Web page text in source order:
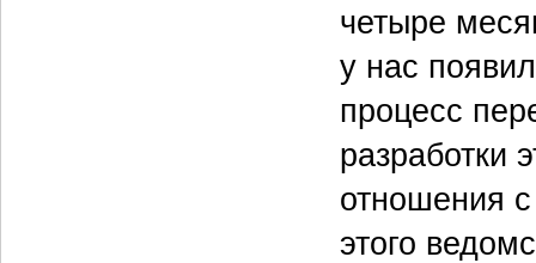
четыре
у нас
процесс
разработки
отношения
этого